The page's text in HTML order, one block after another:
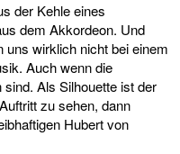
der Kehle eines
dem Akkordeon. Und
uns wirklich nicht bei einem
Auch wenn die
Als Silhouette ist der
zu sehen, dann
Hubert von